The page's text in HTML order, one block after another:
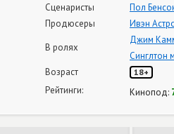
Сценаристы
Пол
Продюсеры
Ивэн
В ролях
Джим
Синглтон
Возраст
18+
Рейтинги: Кинопод: